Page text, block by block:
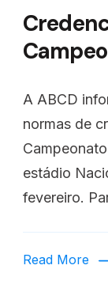
A ABCD
normas de
estádio
fevereiro.
Read More